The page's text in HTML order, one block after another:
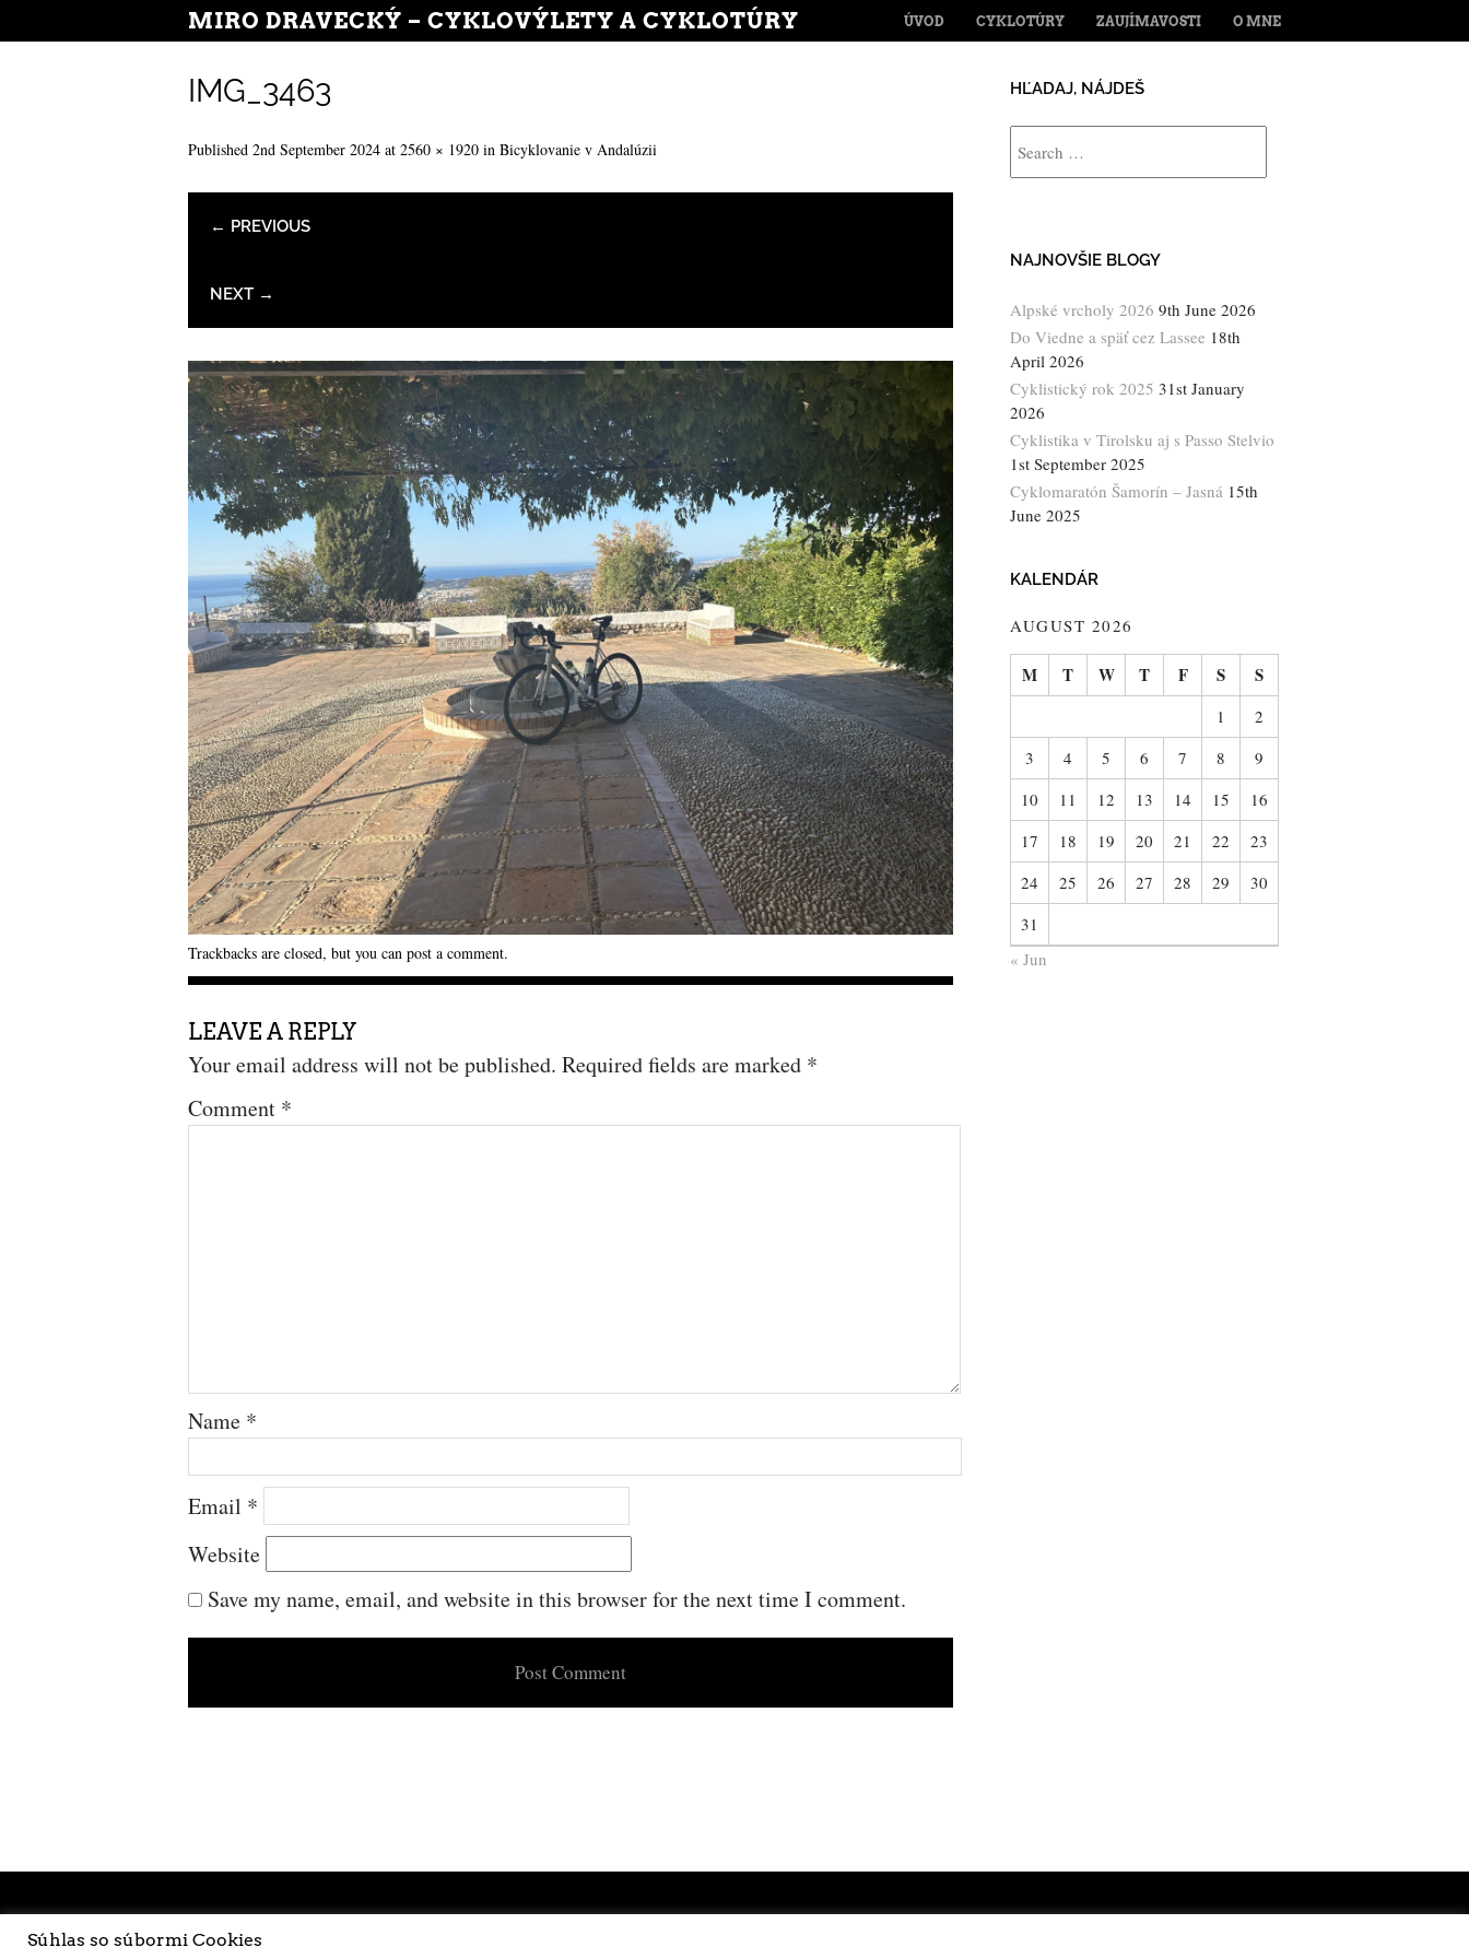
MIRO DRAVECKÝ – CYKLOVÝLETY A CYKLOTÚRY MENU
SKIP TO CONTENT
ÚVOD CYKLOTÚRY ZAUJÍMAVOSTI O MNE
IMG_3463
Published 2nd September 2024 at 2560 × 1920 in Bicyklovanie v Andalúzii
← PREVIOUS
NEXT →
Trackbacks are closed, but you can post a comment.
LEAVE A REPLY
Your email address will not be published. Required fields are marked *
Comment *
Name *
Email *
Website
Save my name, email, and website in this browser for the next time I comment.
HĽADAJ, NÁJDEŠ
NAJNOVŠIE BLOGY
Alpské vrcholy 2026 9th June 2026
Do Viedne a späť cez Lassee 18th
April 2026
Cyklistický rok 2025 31st January
2026
Cyklistika v Tirolsku aj s Passo Stelvio
1st September 2025
Cyklomaratón Šamorín – Jasná 15th
June 2025
KALENDÁR
AUGUST 2026
M T W T F S S
1
2
3
4 5 6 7 8
9
10
11 12 13 14 15
16
17
18 19 20 21 22
23
24
25 26 27 28 29
30
31
« Jun
Súhlas so súbormi Cookies